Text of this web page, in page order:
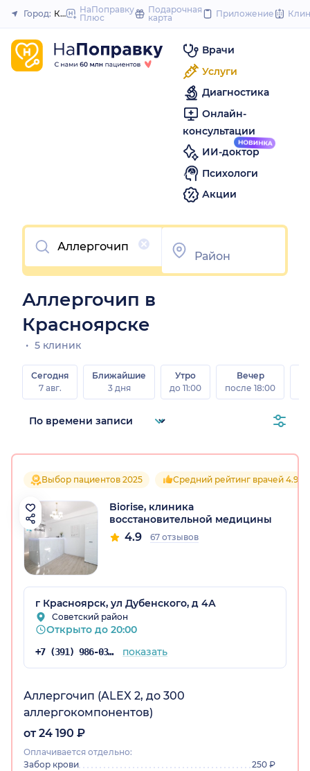
to
Закрыть
край)
Город: КрасноярскНаПоправку
Плюс
Подарочная
карта
Приложение
Врачи
Услуги
Диагностика
Онлайн-
консультации
ИИ-доктор
Психологи
Акции
Очистить
Аллергочип в
Красноярске
5 клиник
Сегодня
7 авг.
Ближайшие
3 дня
Утро
до 11:00
Вечер
после 18:00
Выбор пациентов 2025 Средний рейтинг врачей 4.9
Biorise, клиника
восстановительной медицины
4.9 67 отзывов
г Красноярск, ул Дубенского, д 4А
Советский район
Открыто до 20:00
+7 (391) 986-03-40 показать
Аллергочип (ALEX 2, до 300
аллергокомпонентов)
от 24 190 ₽
Оплачивается отдельно:
Забор крови
250 ₽